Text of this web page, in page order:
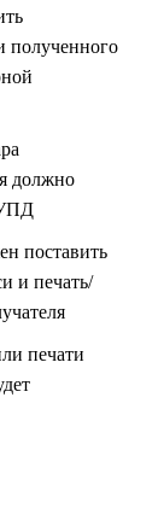
полученного
должно
УПД
поставить
и печать/
печати